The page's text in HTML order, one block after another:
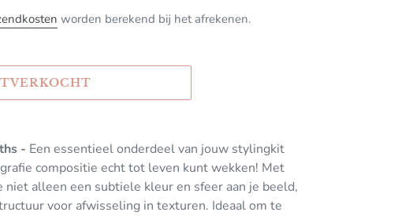
worden berekend bij het afrekenen.
- Een essentieel onderdeel van jouw stylingkit
compositie echt tot leven kunt wekken! Met
niet alleen een subtiele kleur en sfeer aan je beeld,
voor afwisseling in texturen. Ideaal om te